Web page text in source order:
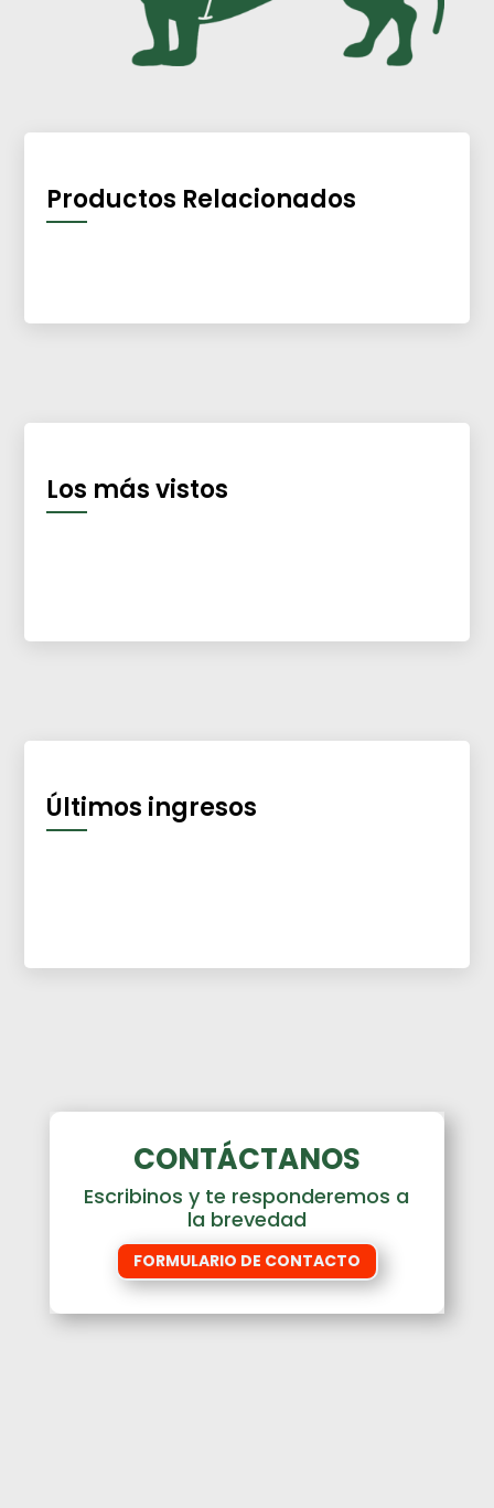
Productos Relacionados
Los más vistos
Últimos ingresos
CONTÁCTANOS
Escribinos y te responderemos a
la brevedad
FORMULARIO DE CONTACTO